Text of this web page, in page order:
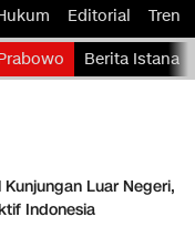
IndonesiaEditorial Tren
Berita Istana
Luar Negeri,
Indonesia